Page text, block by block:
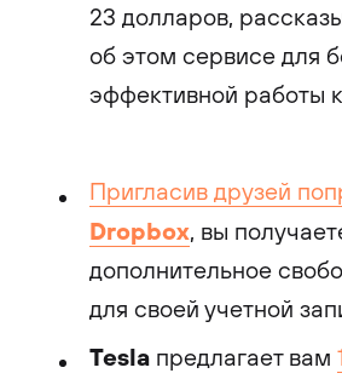
23 долларов,
об этом сервисе для
эффективной работы
Пригласив друзей
Dropbox, вы
дополнительное
для своей учетной
Tesla предлагает вам